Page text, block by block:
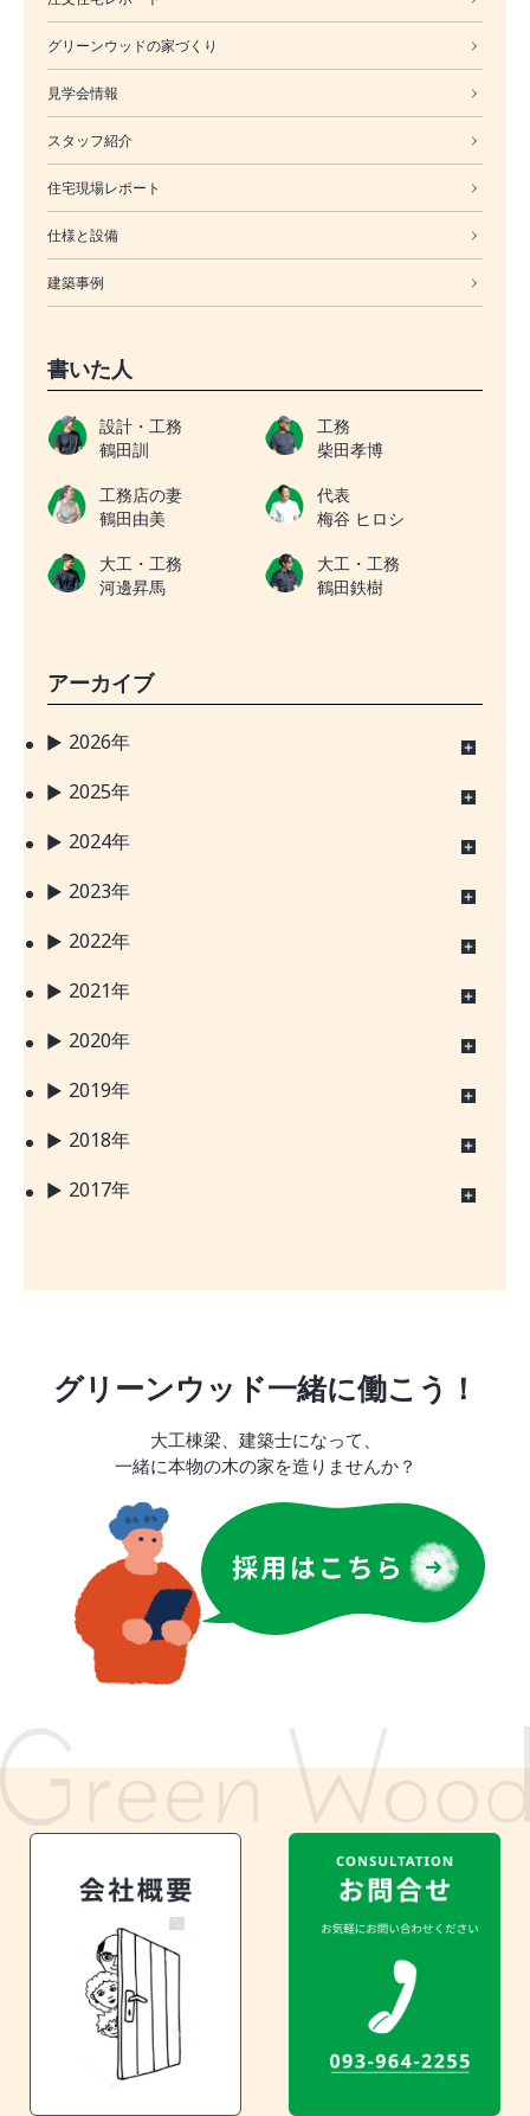
グリーンウッドの家づくり
見学会情報
スタッフ紹介
住宅現場レポート
仕様と設備
建築事例
書いた人
設計・工務
鶴田訓
工務
柴田孝博
工務店の妻
鶴田由美
代表
梅谷 ヒロシ
大工・工務
河邊昇馬
大工・工務
鶴田鉄樹
アーカイブ
2026年
2025年
2024年
2023年
2022年
2021年
2020年
2019年
2018年
2017年
グリーンウッド一緒に働こう！
大工棟梁、建築士になって、
一緒に本物の木の家を造りませんか？